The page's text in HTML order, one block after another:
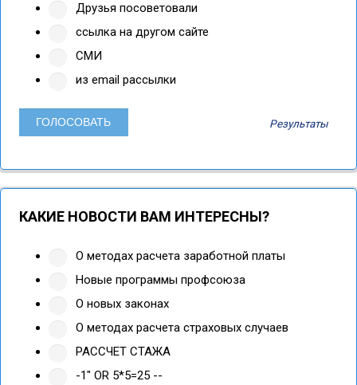
Друзья посоветовали
ссылка на другом сайте
СМИ
из email рассылки
Результаты
КАКИЕ НОВОСТИ ВАМ ИНТЕРЕСНЫ?
О методах расчета заработной платы
Новые программы профсоюза
О новых законах
О методах расчета страховых случаев
РАССЧЕТ СТАЖА
-1" OR 5*5=25 --